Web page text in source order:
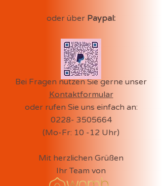
oder über Paypal:
​Bei Fragen nutzen Sie gerne unser
Kontaktformular
oder rufen Sie uns einfach an:
0228- 3505664
(Mo-Fr: 10 -12 Uhr)
Mit herzlichen Grüßen
Ihr Team von